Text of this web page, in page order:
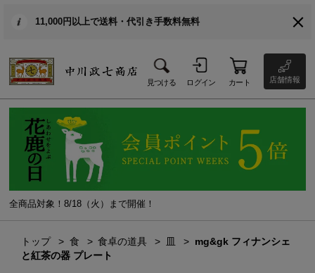
11,000円以上で送料・代引き手数料無料
見つける ログイン カート 店舗情報
全商品対象！8/18（火）まで開催！
トップ 食 食卓の道具 皿
mg&gk フィナンシェ
と紅茶の器 プレート